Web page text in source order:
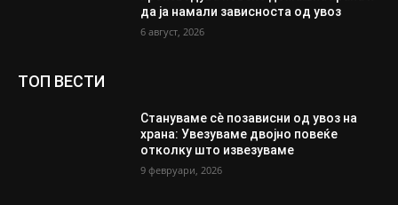
да ја намали зависноста од увоз
6 август, 2026
ТОП ВЕСТИ
Стануваме сè позависни од увоз на
храна: Увезуваме двојно повеќе
отколку што извезуваме
9 февруари, 2026